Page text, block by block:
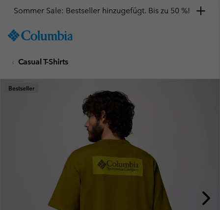
TO
SKIP
MAIN
NAV
Sommer Sale: Bestseller hinzugefügt. Bis zu 50 %!
Casual T-Shirts
Bestseller